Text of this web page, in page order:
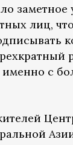
заметное
лиц,
с